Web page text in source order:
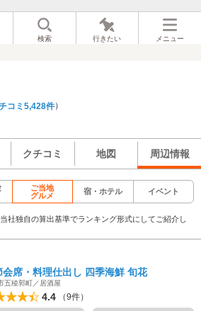
検索 行きたい メニュー
コミ5,428件）
クチコミ 地図 周辺情報
ご当地
グルメ
宿・ホテル イベント
社独自の算出基準でランキング形式にしてご紹介し
会席・料理仕出し 四季海鮮 旬花
五稜郭町／居酒屋
4.4 （9件）